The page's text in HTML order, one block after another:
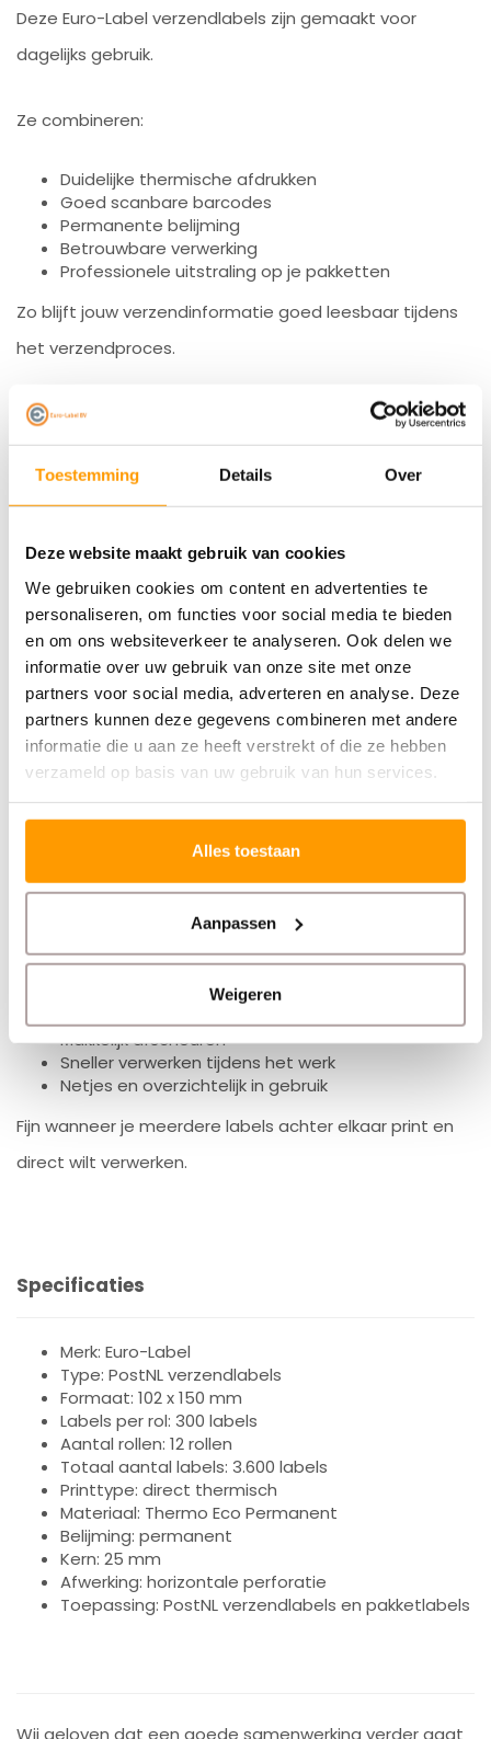
Toestemming Details Over
Deze website maakt gebruik van cookies
We gebruiken cookies om content en advertenties te
personaliseren, om functies voor social media te bieden
en om ons websiteverkeer te analyseren. Ook delen we
informatie over uw gebruik van onze site met onze
partners voor social media, adverteren en analyse. Deze
partners kunnen deze gegevens combineren met andere
informatie die u aan ze heeft verstrekt of die ze hebben
verzameld op basis van uw gebruik van hun services.
Alles toestaan
Aanpassen
Weigeren
Deze Euro-Label verzendlabels zijn gemaakt voor
dagelijks gebruik.
Ze combineren:
Duidelijke thermische afdrukken
Goed scanbare barcodes
Permanente belijming
Betrouwbare verwerking
Professionele uitstraling op je pakketten
Zo blijft jouw verzendinformatie goed leesbaar tijdens
het verzendproces.
Geschikt voor printers met 25 mm kern
Deze rollen hebben een kern van 25 mm
voor labelprinters die met dit type rol werken.
Twijfel je of deze rollen geschikt zijn voor jouw printer?
Neem gerust contact met ons op. Wij denken graag
met je mee.
Praktisch met perforatie
De labels zijn voorzien van horizontale perforatie.
Makkelijk afscheuren
Sneller verwerken tijdens het werk
Netjes en overzichtelijk in gebruik
Fijn wanneer je meerdere labels achter elkaar print en
direct wilt verwerken.
Specificaties
Merk: Euro-Label
Type: PostNL verzendlabels
Formaat: 102 x 150 mm
Labels per rol: 300 labels
Aantal rollen: 12 rollen
Totaal aantal labels: 3.600 labels
Printtype: direct thermisch
Materiaal: Thermo Eco Permanent
Belijming: permanent
Kern: 25 mm
Afwerking: horizontale perforatie
Toepassing: PostNL verzendlabels en pakketlabels
Wij geloven dat een goede samenwerking verder gaat